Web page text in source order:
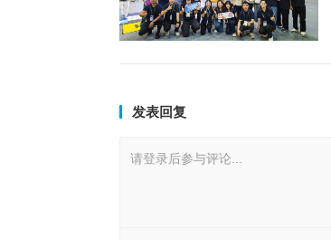
发表回复
请登录后参与评论...